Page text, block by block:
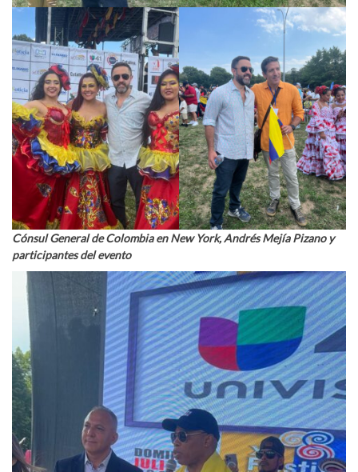
Cónsul General de Colombia en New York, Andrés Mejía Pizano y
participantes del evento